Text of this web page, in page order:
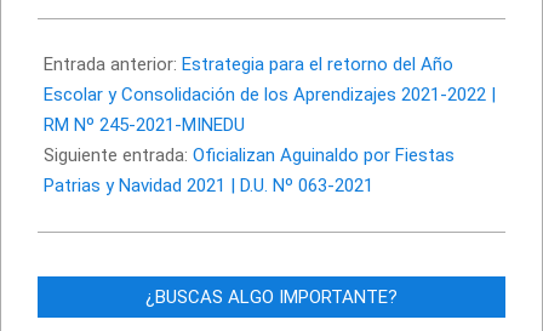
07-
08
Entrada anterior: Estrategia para el retorno del Año
Escolar y Consolidación de los Aprendizajes 2021-2022 |
RM Nº 245-2021-MINEDU
Siguiente entrada: Oficializan Aguinaldo por Fiestas
Patrias y Navidad 2021 | D.U. Nº 063-2021
¿BUSCAS ALGO IMPORTANTE?